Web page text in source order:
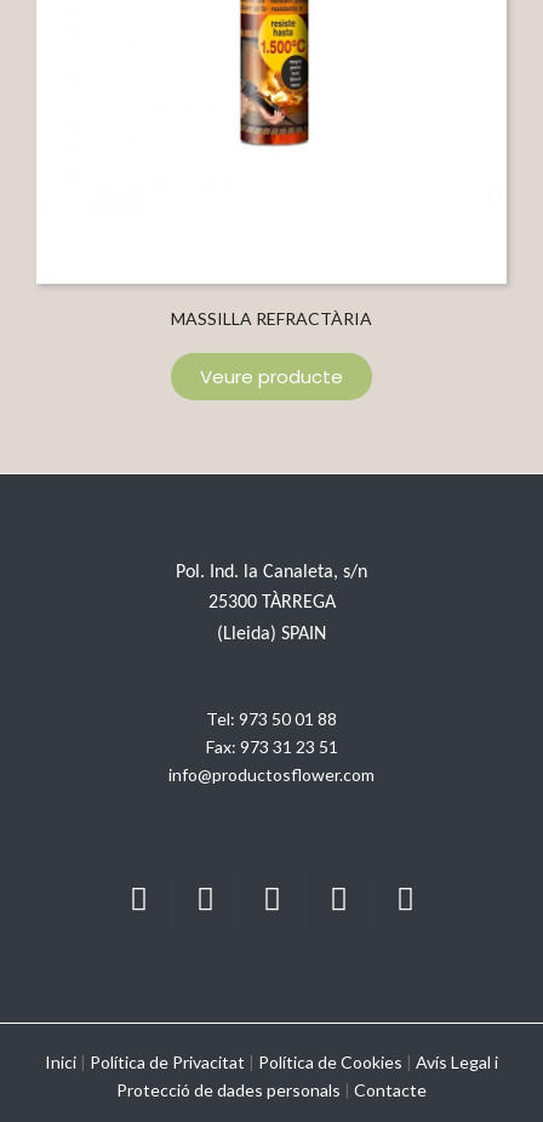
MASSILLA REFRACTÀRIA
Veure producte
Pol. Ind. la Canaleta, s/n
25300 TÀRREGA
(Lleida) SPAIN
Tel: 973 50 01 88
Fax: 973 31 23 51
info@productosflower.com
Inici | Política de Privacitat | Política de Cookies | Avís Legal i
Protecció de dades personals | Contacte